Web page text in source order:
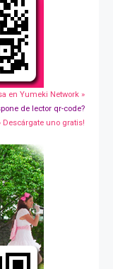
en Yumeki Network »
de lector qr-code?
Descárgate uno gratis!